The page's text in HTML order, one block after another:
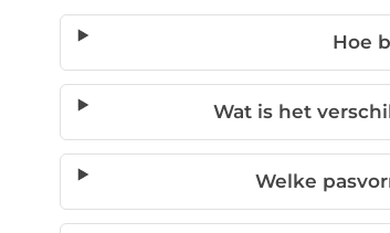
Hoe
Wat is het
Welke